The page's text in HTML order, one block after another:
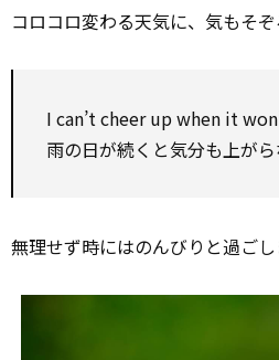
コロコロ変わる天気に、気もそぞ
I can’t cheer up when it
雨の日が続くと気分も上がら
無理せず時にはのんびりと過ごし